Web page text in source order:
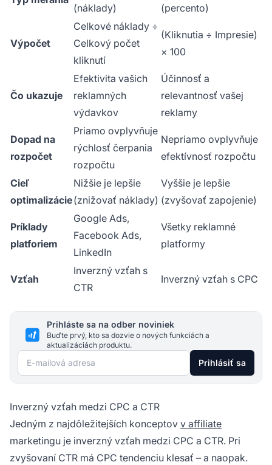
(náklady)
(percento)
Výpočet
Celkové náklady ÷
Celkový počet
kliknutí
(Kliknutia ÷ Impresie)
× 100
Čo ukazuje
Efektivita vašich
reklamných
výdavkov
Účinnosť a
relevantnosť vašej
reklamy
Dopad na
rozpočet
Priamo ovplyvňuje
rýchlosť čerpania
rozpočtu
Nepriamo ovplyvňuje
efektívnosť rozpočtu
Cieľ
optimalizácie
Nižšie je lepšie
(znižovať náklady)
Vyššie je lepšie
(zvyšovať zapojenie)
Príklady
platforiem
Google Ads,
Facebook Ads,
LinkedIn
Všetky reklamné
platformy
Vzťah
Inverzný vzťah s
CTR
Inverzný vzťah s CPC
Prihláste sa na odber noviniek
Buďte prvý, kto sa dozvie o nových funkciách a
aktualizáciách produktu.
E-mailová adresa Prihlásiť sa
Inverzný vzťah medzi CPC a CTR
Jedným z najdôležitejších konceptov v affiliate
marketingu je inverzný vzťah medzi CPC a CTR. Pri
zvyšovaní CTR má CPC tendenciu klesať – a naopak.